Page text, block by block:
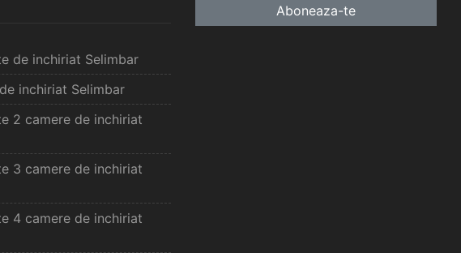
de inchiriat Selimbar
inchiriat Selimbar
2 camere de inchiriat
3 camere de inchiriat
4 camere de inchiriat
Aboneaza-te